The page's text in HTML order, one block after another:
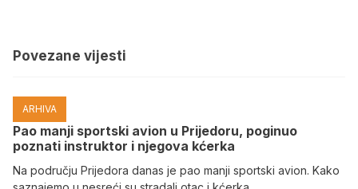
Povezane vijesti
ARHIVA
Pao manji sportski avion u Prijedoru, poginuo
poznati instruktor i njegova kćerka
Na području Prijedora danas je pao manji sportski avion. Kako